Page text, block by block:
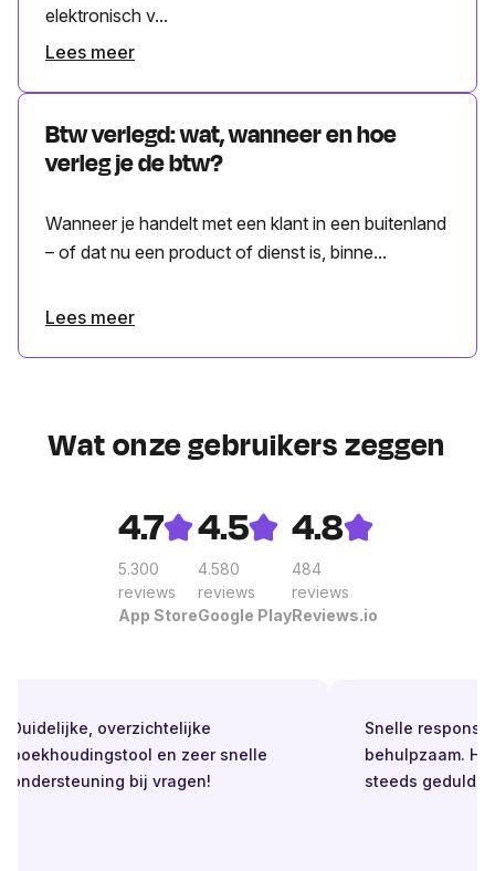
elektronisch v...
Lees meer
Btw verlegd: wat, wanneer en hoe
verleg je de btw?
Wanneer je handelt met een klant in een buitenland
– of dat nu een product of dienst is, binne...
Lees meer
Wat onze gebruikers zeggen
4.7
5.300
reviews
App Store
4.5
4.580
reviews
Google Play
4.8
484
reviews
Reviews.io
overzichtelijke
en zeer snelle
bij vragen!
Snelle respons.
behulpzaam.
steeds geduldig.